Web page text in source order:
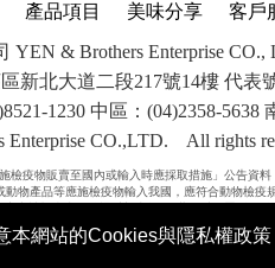
網站的Cookies與隱私權政
產品項目 美味分享 客戶
YEN & Brothers Enterprise CO.,
新北大道二段217號14樓 代表
1230 中區：(04)2358-
Enterprise CO.,LTD. All rights
檢疫物販賣至國內或輸入時應採取措施」公告資料
動物產品等應施檢疫物輸入我國，應符合動物檢
寄送輸入應施檢疫物送交輸出入動物檢疫機關銷燬